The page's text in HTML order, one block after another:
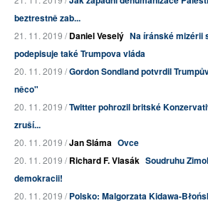
beztrestně zab...
21. 11. 2019 /Daniel Veselý Na íránské mizérii
podepisuje také Trumpova vláda
20. 11. 2019 /Gordon Sondland potvrdil
něco"
20. 11. 2019 /Twitter pohrozil britské
zruší...
20. 11. 2019 /Jan Sláma Ovce
20. 11. 2019 /Richard F. Vlasák Soudruhu
demokracii!
20. 11. 2019 /Polsko: Malgorzata Kidawa-